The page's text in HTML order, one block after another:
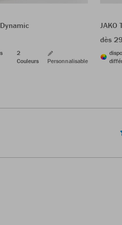
2
Couleurs
Personnalisable
JAKO
dès